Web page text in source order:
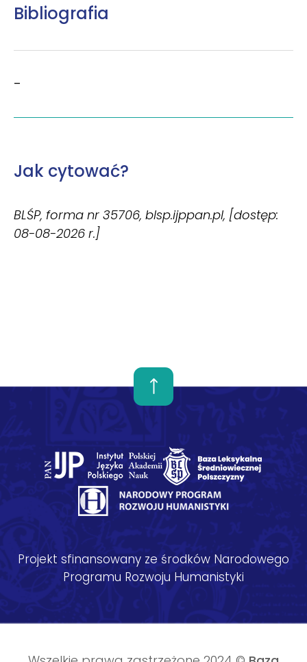
Bibliografia
–
Jak cytować?
BLŚP, forma nr 35706, blsp.ijppan.pl, [dostęp:
08-08-2026 r.]
Projekt sfinansowany ze środków Narodowego
Programu Rozwoju Humanistyki